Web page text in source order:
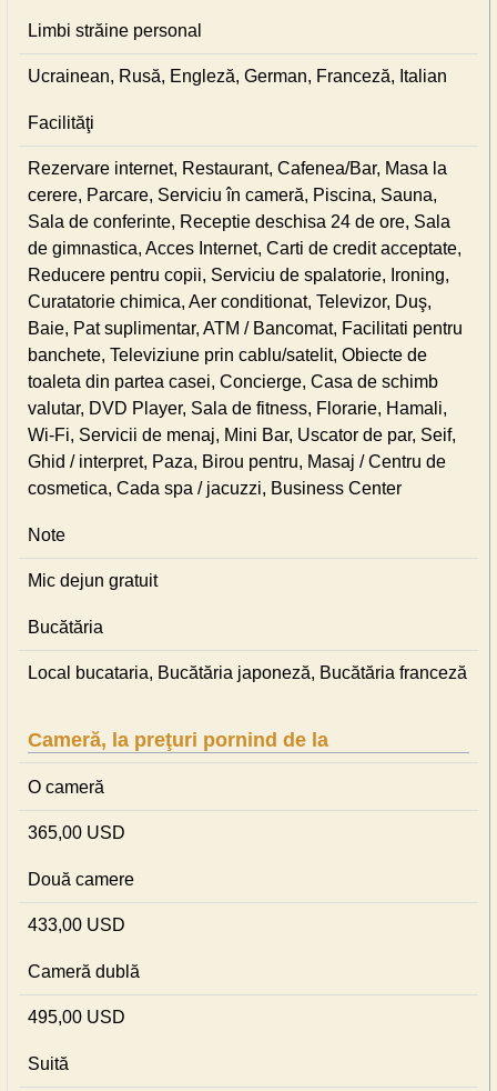
Limbi străine personal
Ucrainean, Rusă, Engleză, German, Franceză, Italian
Facilităţi
Rezervare internet, Restaurant, Cafenea/Bar, Masa la
cerere, Parcare, Serviciu în cameră, Piscina, Sauna,
Sala de conferinte, Receptie deschisa 24 de ore, Sala
de gimnastica, Acces Internet, Carti de credit acceptate,
Reducere pentru copii, Serviciu de spalatorie, Ironing,
Curatatorie chimica, Aer conditionat, Televizor, Duş,
Baie, Pat suplimentar, ATM / Bancomat, Facilitati pentru
banchete, Televiziune prin cablu/satelit, Obiecte de
toaleta din partea casei, Concierge, Casa de schimb
valutar, DVD Player, Sala de fitness, Florarie, Hamali,
Wi-Fi, Servicii de menaj, Mini Bar, Uscator de par, Seif,
Ghid / interpret, Paza, Birou pentru, Masaj / Centru de
cosmetica, Cada spa / jacuzzi, Business Center
Note
Mic dejun gratuit
Bucătăria
Local bucataria, Bucătăria japoneză, Bucătăria franceză
Cameră, la preţuri pornind de la
O cameră
365,00 USD
Două camere
433,00 USD
Cameră dublă
495,00 USD
Suită